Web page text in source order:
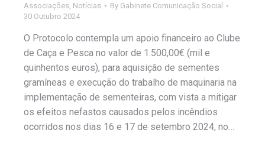
Associações Notícias By Gabinete Comunicação Social
30 Outubro 2024
O Protocolo contempla um apoio financeiro ao Clube
de Caça e Pesca no valor de 1.500,00€ (mil e
quinhentos euros), para aquisição de sementes
gramíneas e execução do trabalho de maquinaria na
implementação de sementeiras, com vista a mitigar
os efeitos nefastos causados pelos incêndios
ocorridos nos dias 16 e 17 de setembro 2024, no…